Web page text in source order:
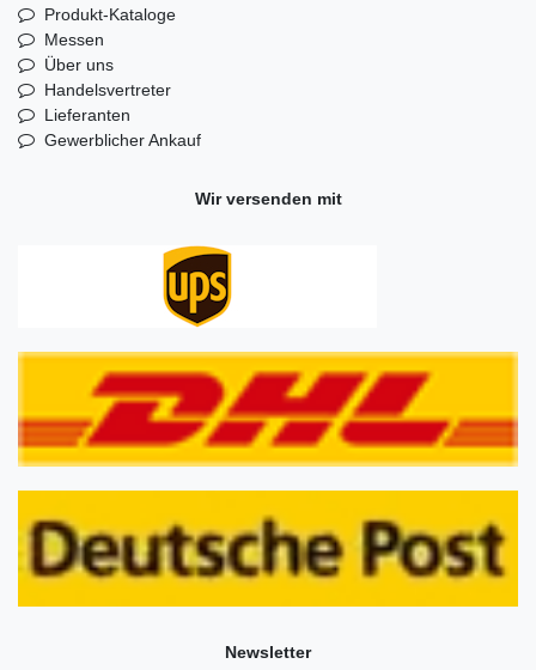
Produkt-Kataloge
Messen
Über uns
Handelsvertreter
Lieferanten
Gewerblicher Ankauf
Wir versenden mit
Newsletter